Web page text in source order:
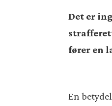
Det er
fører en
En